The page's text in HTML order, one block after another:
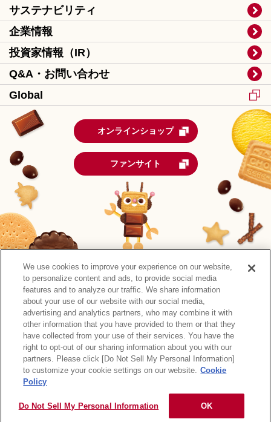
サステナビリティ
企業情報
投資家情報（IR）
Q&A・お問い合わせ
Global
オンラインショップ
ファンサイト
森永製菓公式アカウント一覧
サイトマップ RSSの配信について
プライバシーポリシー
ウェブアクセシビリティ
ご利用規約 リンク
Copyright © MORINAGA & CO., LTD. All rights reserved.
We use cookies to improve your experience on our website,
to personalize content and ads, to provide social media
features and to analyze our traffic. We share information
about your use of our website with our social media,
advertising and analytics partners, who may combine it with
other information that you have provided to them or that they
have collected from your use of their services. You have the
right to opt-out of our sharing information about you with our
partners. Please click [Do Not Sell My Personal Information]
to customize your cookie settings on our website. Cookie
Policy
Do Not Sell My Personal Information OK